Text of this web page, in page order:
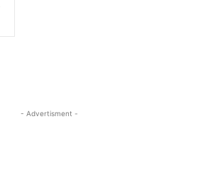
- Advertisment -